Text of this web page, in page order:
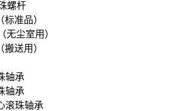
螺杆
标准品）
无尘室用）
搬送用）
轴承
轴承
滚珠轴承